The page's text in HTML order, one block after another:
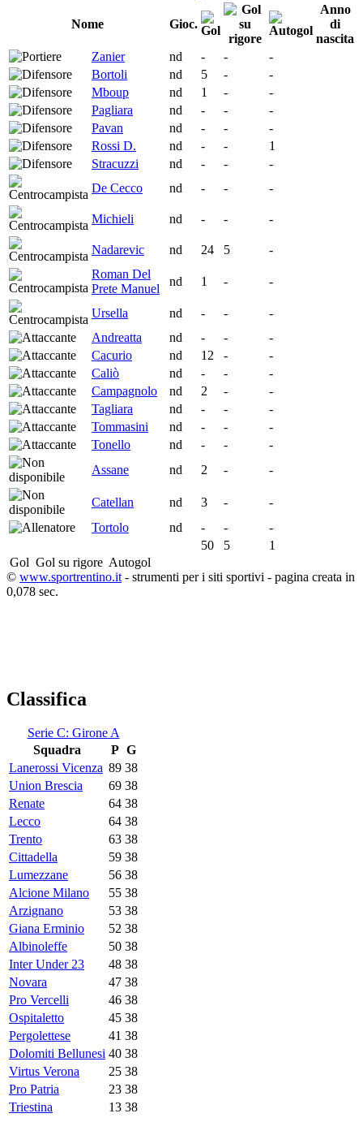
Nome Gioc.
Anno
di
nascita
Zanier
nd - -
-
Bortoli
nd 5 -
-
Mboup
nd 1 -
-
Pagliara
nd - -
-
Pavan
nd - -
-
Rossi D.
nd - -
1
Stracuzzi
nd - -
-
De Cecco
nd - - -
Michieli nd - - -
Nadarevic nd 24 5
-
Roman Del
Prete Manuel
nd 1 - -
Ursella nd - -
-
Andreatta
nd - -
-
Cacurio
nd 12 -
-
Caliò
nd - -
-
Campagnolo
nd 2 -
-
Tagliara
nd - -
-
Tommasini
nd - -
-
Tonello
nd - -
-
Assane
nd 2 - -
Catellan nd 3 -
-
Tortolo
nd - -
-
50
5
1
Gol Gol su rigore Autogol
© www.sportrentino.it - strumenti per i siti sportivi - pagina creata in
0,078 sec.
Classifica
Serie C: Girone A
Squadra
P G
Lanerossi Vicenza 89 38
Union Brescia
69 38
Renate
64 38
Lecco
64 38
Trento
63 38
Cittadella
59 38
Lumezzane
56 38
Alcione Milano
55 38
Arzignano
53 38
Giana Erminio
52 38
Albinoleffe
50 38
Inter Under 23
48 38
Novara
47 38
Pro Vercelli
46 38
Ospitaletto
45 38
Pergolettese
41 38
Dolomiti Bellunesi 40 38
Virtus Verona
25 38
Pro Patria
23 38
Triestina
13 38